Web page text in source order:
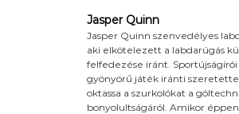
Jasper Quinn
Jasper Quinn szenvedélyes
aki elkötelezett a labdarúgás
felfedezése iránt.
gyönyörű játék iránti
oktassa a szurkolókat a
bonyolultságáról. Amikor